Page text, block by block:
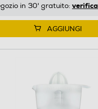
in 30' gratuito: verifica
AGGIUNGI